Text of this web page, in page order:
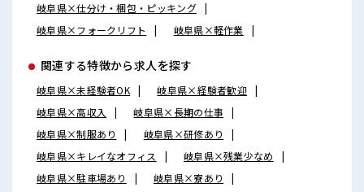
岐阜県×仕分け・梱包・ピッキング
岐阜県×フォークリフト
岐阜県×軽作業
関連する特徴から求人を探す
岐阜県×未経験者OK
岐阜県×経験者歓迎
岐阜県×高収入
岐阜県×長期の仕事
岐阜県×制服あり
岐阜県×研修あり
岐阜県×キレイなオフィス
岐阜県×残業少なめ
岐阜県×駐車場あり
岐阜県×寮あり